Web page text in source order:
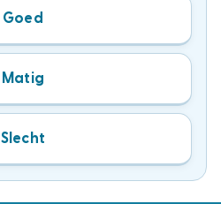
Goed
Matig
Slecht